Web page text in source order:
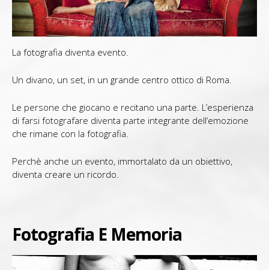
La fotografia diventa evento.
Un divano, un set, in un grande centro ottico di Roma.
Le persone che giocano e recitano una parte. L’esperienza
di farsi fotografare diventa parte integrante dell’emozione
che rimane con la fotografia.
Perchè anche un evento, immortalato da un obiettivo,
diventa creare un ricordo.
Fotografia E Memoria